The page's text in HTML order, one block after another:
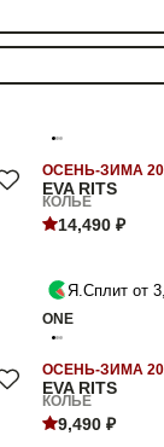
EVA RITS
ОСЕНЬ-ЗИМА
КОЛЬЕ
14,490 ₽
Я.Сплит от
ONE
EVA RITS
ОСЕНЬ-ЗИМА
КОЛЬЕ
9,490 ₽